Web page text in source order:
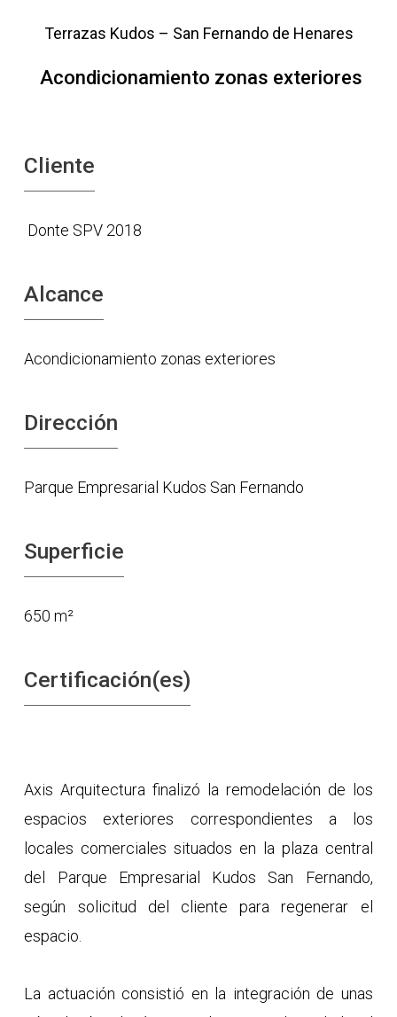
Terrazas Kudos – San Fernando de Henares
Acondicionamiento zonas exteriores
Cliente
Donte SPV 2018
Alcance
Acondicionamiento zonas exteriores
Dirección
Parque Empresarial Kudos San Fernando
Superficie
650 m²
Certificación(es)
Axis Arquitectura finalizó la remodelación de los
espacios exteriores correspondientes a los
locales comerciales situados en la plaza central
del Parque Empresarial Kudos San Fernando,
según solicitud del cliente para regenerar el
espacio.
La actuación consistió en la integración de unas